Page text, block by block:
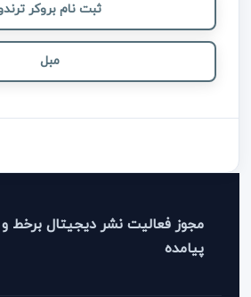
ثبت نام بروکر
مبل
مجوز فعالیت نشر دیجیتال برخط
پیامده